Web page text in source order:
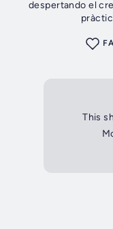
despertando el
This